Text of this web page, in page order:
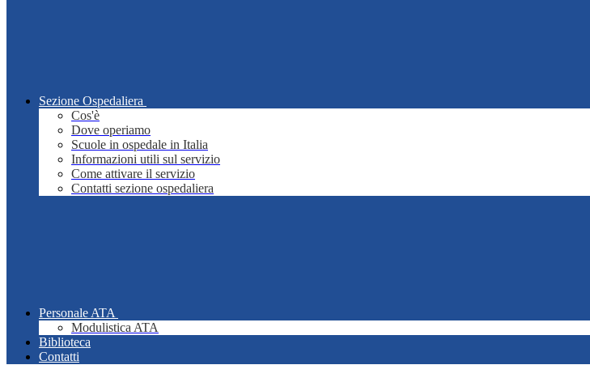
Sezione Ospedaliera
Cos'è
Dove operiamo
Scuole in ospedale in Italia
Informazioni utili sul servizio
Come attivare il servizio
Contatti sezione ospedaliera
Personale ATA
Modulistica ATA
Biblioteca
Contatti